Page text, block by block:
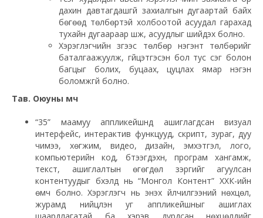
дахин давтагдашгүй захиалгын дугаартай байх
бөгөөд төлбөртэй холбоотой асуудал гарахад
тухайн дугаараар шүүж, асуудлыг шийдэх болно.
Хэрэглэгчийн зүгээс төлбөр нэгэнт төлбөрийг
баталгаажуулж, гүйцэтгэсэн бол тус үсэг болон
багцыг болих, буцаах, цуцлах ямар нэгэн
боломжгүй болно.
Тав. Оюуны өмч
“35” маамуу аппликейшнд ашиглагдсан визуал
интерфейс, интерактив функцууд, скрипт, зураг, дуу
чимээ, хөгжим, видео, дизайн, эмхэтгэл, лого,
компьютерийн код, бүтээгдэхүүн, програм хангамж,
текст, ашиглалтын өгөгдөл зэргийг агуулсан
контентуудыг бүхэлд нь “Монгол Контент” ХХК-ийн
өмч болно. Хэрэглэгч нь энэхүү үйлчилгээний нөхцөл,
журамд нийцүүлэн уг аппликейшныг ашиглах